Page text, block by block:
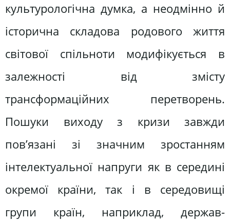
культурологічна думка, а неодмінно й
історична складова родового життя
світової спільноти модифікується в
залежності від змісту
трансформаційних перетворень.
Пошуки виходу з кризи завжди
пов’язані зі значним зростанням
інтелектуальної напруги як в середині
окремої країни, так і в середовищі
групи країн, наприклад, держав-